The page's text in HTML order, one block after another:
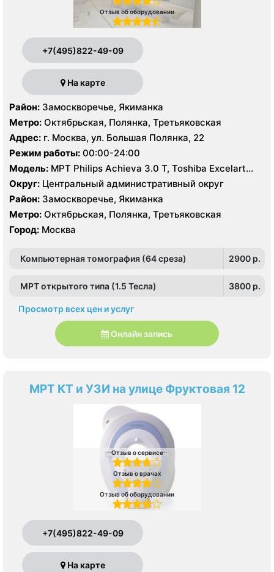
Отзыв об оборудовании
+7(495)822-49-09
На карте
Район: Замоскворечье, Якиманка
Метро: Октябрьская, Полянка, Третьяковская
Адрес: г. Москва, ул. Большая Полянка, 22
Режим работы: 00:00-24:00
Модель: МРТ Philips Achieva 3.0 Т, Toshiba Excelart
Vantage 1.5 Т, КТ Philips Brilliance CT 64 среза, Philips
Brilliance CT16 срезов, УЗИ Philips HD15
Округ: Центральный административный округ
Район: Замоскворечье, Якиманка
Метро: Октябрьская, Полянка, Третьяковская
Город: Москва
Компьютерная томография (64 среза) 2900 p.
МРТ открытого типа (1.5 Тесла) 3800 p.
Просмотр всех цен и услуг
Онлайн запись
МРТ КТ и УЗИ на улице Фруктовая 12
Отзыв о сервисе
Отзыв о врачах
Отзыв об оборудовании
+7(495)822-49-09
На карте